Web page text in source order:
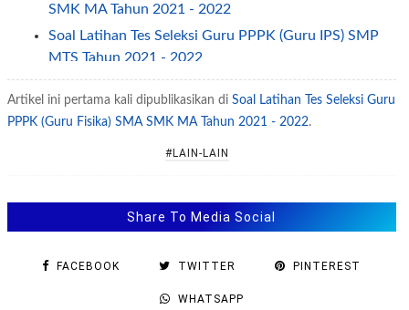
SMK MA Tahun 2021 - 2022
Soal Latihan Tes Seleksi Guru PPPK (Guru IPS) SMP
MTS Tahun 2021 - 2022
Soal Latihan Tes Seleksi Guru PPPK Guru Penjaskes
(PJOK) SD SMP SMA SMK (MI MTS MA) Tahun 2021 -
2022
Soal Latihan Tes Seleksi Guru PPPK (Guru SD MI)
Soal Latihan Tes Seleksi Guru PPPK (Guru SD MI)
materi Matematika tahun 2021 - 2022
) SMP SMA SMK (MTS MA MAK) Tahun 2021 - 2022
Soal Latihan Tes Seleksi Guru PPPK (Guru PPKn) SMP
Artikel ini pertama kali dipublikasikan di Soal Latihan Tes Seleksi Guru
PPPK (Guru Fisika) SMA SMK MA Tahun 2021 - 2022.
#LAIN-LAIN
Share To Media Social
FACEBOOK TWITTER PINTEREST
WHATSAPP